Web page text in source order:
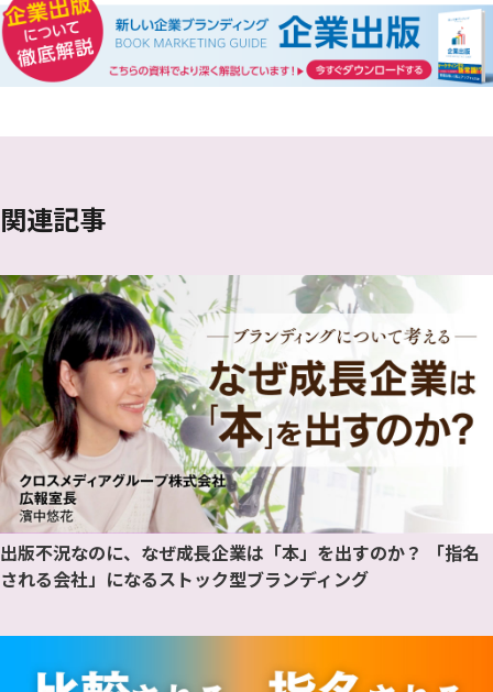
関連記事
出版不況なのに、なぜ成長企業は「本」を出すのか？ 「指名
される会社」になるストック型ブランディング